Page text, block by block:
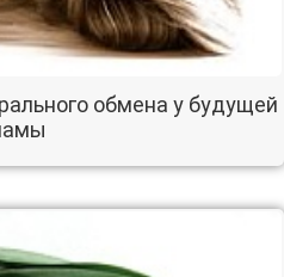
обмена у будущей